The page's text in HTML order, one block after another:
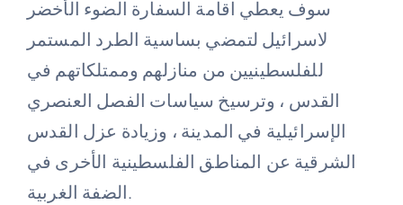
سوف يعطي اقامة السفارة الضوء الأخضر
لاسرائيل لتمضي بساسية الطرد المستمر
للفلسطينيين من منازلهم وممتلكاتهم في
القدس ، وترسيخ سياسات الفصل العنصري
الإسرائيلية في المدينة ، وزيادة عزل القدس
الشرقية عن المناطق الفلسطينية الأخرى في
الضفة الغربية.